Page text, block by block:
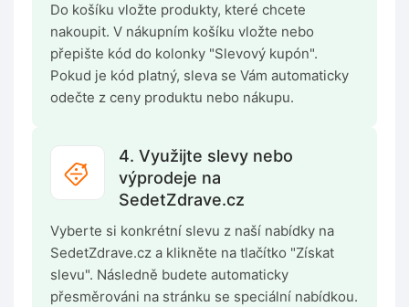
Do košíku vložte produkty, které chcete
nakoupit. V nákupním košíku vložte nebo
přepište kód do kolonky "Slevový kupón".
Pokud je kód platný, sleva se Vám automaticky
odečte z ceny produktu nebo nákupu.
4. Využijte slevy nebo
výprodeje na
SedetZdrave.cz
Vyberte si konkrétní slevu z naší nabídky na
SedetZdrave.cz a klikněte na tlačítko "Získat
slevu". Následně budete automaticky
přesměrováni na stránku se speciální nabídkou.